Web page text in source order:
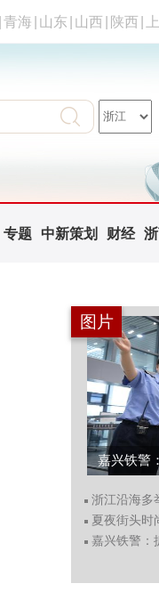
青海 山东 山西 陕西
专题 中新策划 财经
图片
浙江沿海多
嘉兴铁警：